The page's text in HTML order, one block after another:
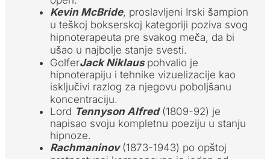
Kevin McBride, proslavljeni Irski šampion
u teškoj bokserskoj kategoriji poziva svog
hipnoterapeuta pre svakog meča, da bi
ušao u najbolje stanje svesti.
GolferJack Niklaus pohvalio je
hipnoterapiju i tehnike vizuelizacije kao
isključivi razlog za njegovu poboljšanu
koncentraciju.
Lord Tennyson Alfred(1809-92) je
napisao svoju kompletnu poeziju u stanju
hipnoze.
Rachmaninov(1873-1943) po opštoj